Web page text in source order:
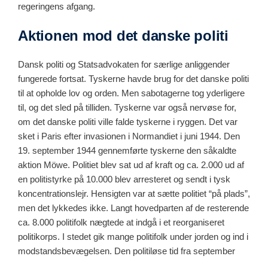
regeringens afgang.
Aktionen mod det danske politi
Dansk politi og Statsadvokaten for særlige anliggender
fungerede fortsat. Tyskerne havde brug for det danske politi
til at opholde lov og orden. Men sabotagerne tog yderligere
til, og det sled på tilliden. Tyskerne var også nervøse for,
om det danske politi ville falde tyskerne i ryggen. Det var
sket i Paris efter invasionen i Normandiet i juni 1944. Den
19. september 1944 gennemførte tyskerne den såkaldte
aktion Möwe. Politiet blev sat ud af kraft og ca. 2.000 ud af
en politistyrke på 10.000 blev arresteret og sendt i tysk
koncentrationslejr. Hensigten var at sætte politiet “på plads”,
men det lykkedes ikke. Langt hovedparten af de resterende
ca. 8.000 politifolk nægtede at indgå i et reorganiseret
politikorps. I stedet gik mange politifolk under jorden og ind i
modstandsbevægelsen. Den politiløse tid fra september